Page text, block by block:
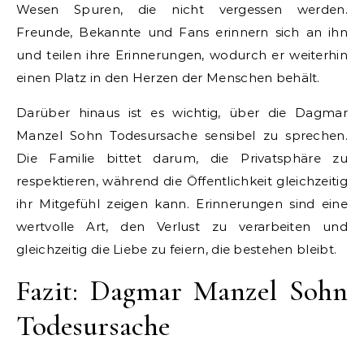
Wesen Spuren, die nicht vergessen werden.
Freunde, Bekannte und Fans erinnern sich an ihn
und teilen ihre Erinnerungen, wodurch er weiterhin
einen Platz in den Herzen der Menschen behält.
Darüber hinaus ist es wichtig, über die Dagmar
Manzel Sohn Todesursache sensibel zu sprechen.
Die Familie bittet darum, die Privatsphäre zu
respektieren, während die Öffentlichkeit gleichzeitig
ihr Mitgefühl zeigen kann. Erinnerungen sind eine
wertvolle Art, den Verlust zu verarbeiten und
gleichzeitig die Liebe zu feiern, die bestehen bleibt.
Fazit: Dagmar Manzel Sohn
Todesursache